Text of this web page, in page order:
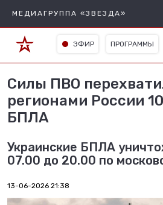
МЕДИАГРУППА «ЗВЕЗДА»
ЭФИР ПРОГРАММЫ
Силы ПВО
регионами России
БПЛА
Украинские БПЛА
07.00 до 20.00 по
13-06-2026 21:38